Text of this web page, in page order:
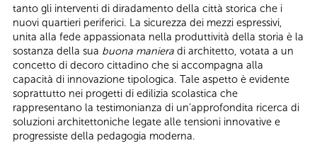
tanto gli interventi di diradamento della città storica che i
nuovi quartieri periferici. La sicurezza dei mezzi espressivi,
unita alla fede appassionata nella produttività della storia è la
sostanza della sua buona maniera di architetto, votata a un
concetto di decoro cittadino che si accompagna alla
capacità di innovazione tipologica. Tale aspetto è evidente
soprattutto nei progetti di edilizia scolastica che
rappresentano la testimonianza di un’approfondita ricerca di
soluzioni architettoniche legate alle tensioni innovative e
progressiste della pedagogia moderna.